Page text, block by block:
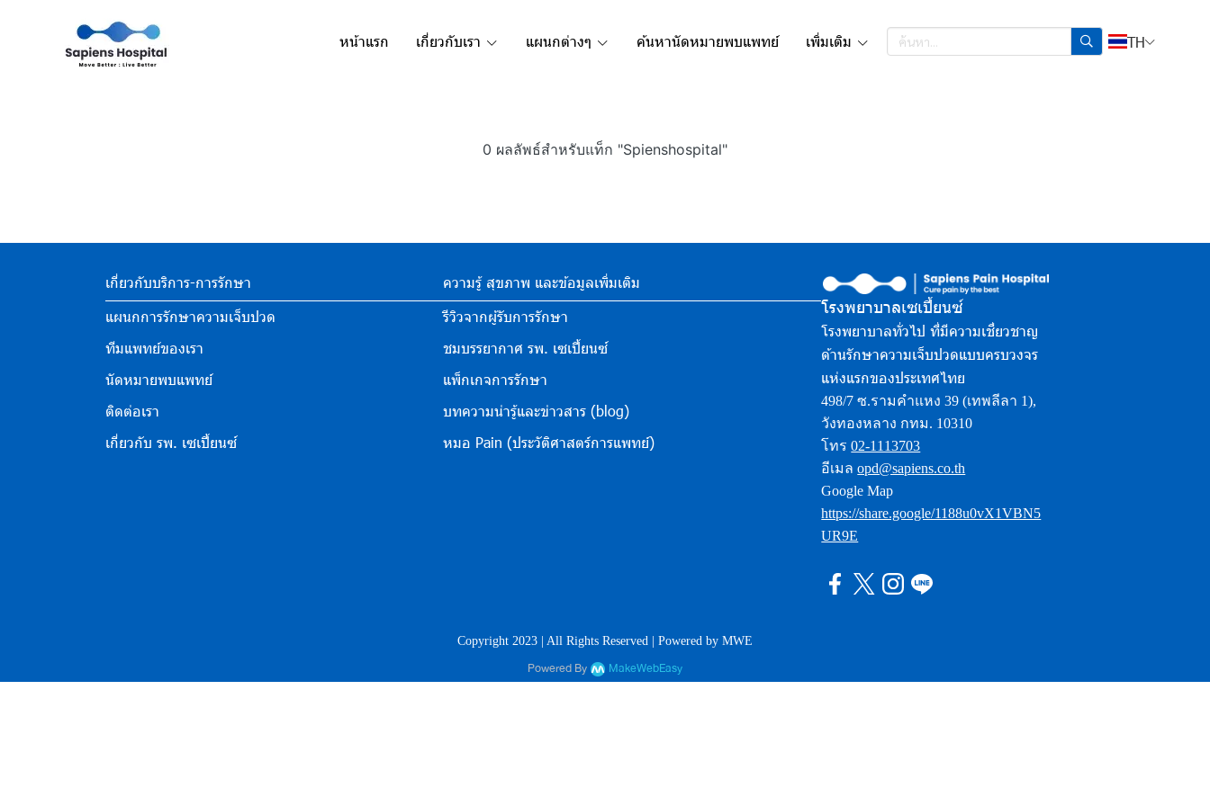
หน้าแรก เกี่ยวกับเรา แผนกต่างๆ ค้นหานัดหมายพบแพทย์ เพิ่มเติม TH
0 ผลลัพธ์สำหรับแท็ก "Spienshospital"
เกี่ยวกับบริการ-การรักษา
แผนกการรักษาความเจ็บปวด
ทีมแพทย์ของเรา
นัดหมายพบแพทย์
ติดต่อเรา
เกี่ยวกับ รพ. เซเปี้ยนซ์
ความรู้ สุขภาพ และข้อมูลเพิ่มเติม
รีวิวจากผู้รับการรักษา
ชมบรรยากาศ รพ. เซเปี้ยนซ์
แพ็กเกจการรักษา
บทความน่ารู้และข่าวสาร (blog)
หมอ Pain (ประวัติศาสตร์การแพทย์)
โรงพยาบาลเซเปี้ยนซ์
โรงพยาบาลทั่วไป ที่มีความเชี่ยวชาญ
ด้านรักษาความเจ็บปวดแบบครบวงจร
แห่งแรกของประเทศไทย
498/7 ซ.รามคำแหง 39 (เทพลีลา 1),
วังทองหลาง กทม. 10310
โทร02-1113703
อีเมลopd@sapiens.co.th
Google Map
https://share.google/1188u0vX1VBN5
UR9E
Copyright 2023 | All Rights Reserved | Powered by MWE
Powered By MakeWebEasy